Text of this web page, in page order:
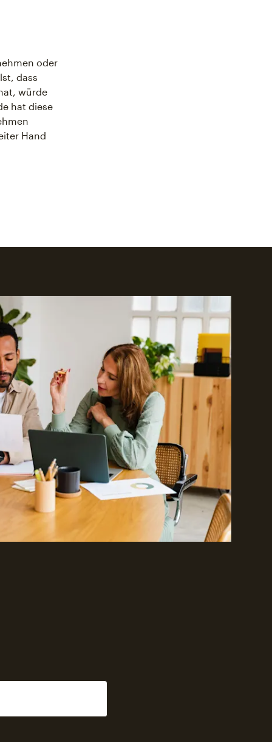
oder
dass
würde
hat diese
Hand